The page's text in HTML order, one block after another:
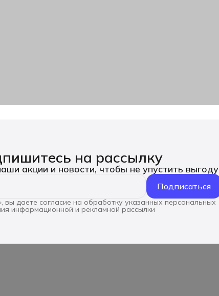
на рассылку
акции и новости, чтобы не упустить выгоду
Подписаться
вы даете согласие на обработку указанных персональных
информационной и рекламной рассылки